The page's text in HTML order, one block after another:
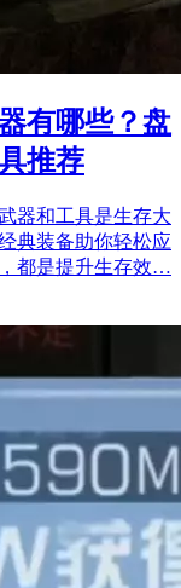
有哪些？盘
推荐
器和工具是生存大
典装备助你轻松应
都是提升生存效…